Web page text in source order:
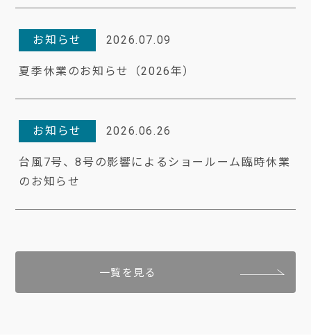
お知らせ 2026.07.09
夏季休業のお知らせ（2026年）
お知らせ 2026.06.26
台風7号、8号の影響によるショールーム臨時休業
のお知らせ
一覧を見る